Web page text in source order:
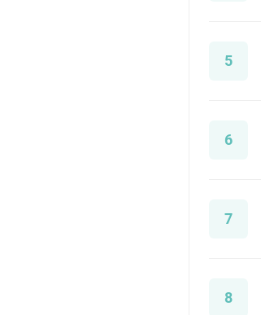
5
6
7
8